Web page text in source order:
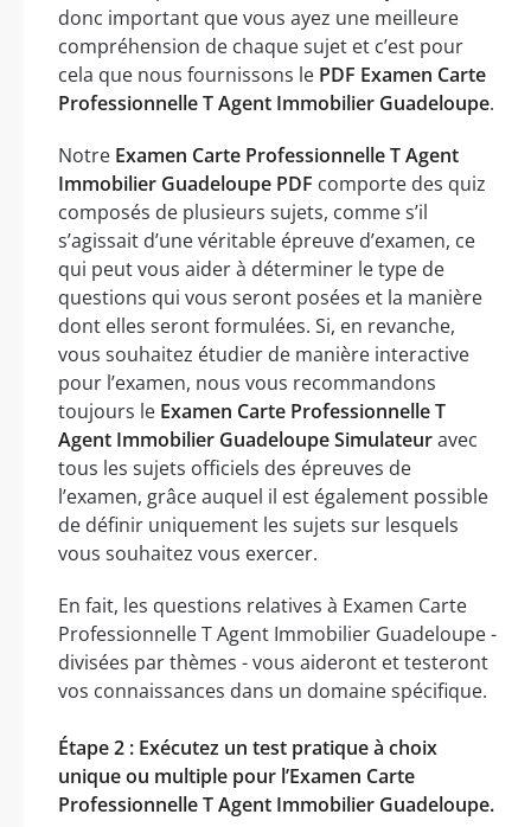
donc important que vous ayez une meilleure
compréhension de chaque sujet et c’est pour
cela que nous fournissons le PDF Examen Carte
Professionnelle T Agent Immobilier Guadeloupe.
Notre Examen Carte Professionnelle T Agent
Immobilier Guadeloupe PDF comporte des quiz
composés de plusieurs sujets, comme s’il
s’agissait d’une véritable épreuve d’examen, ce
qui peut vous aider à déterminer le type de
questions qui vous seront posées et la manière
dont elles seront formulées. Si, en revanche,
vous souhaitez étudier de manière interactive
pour l’examen, nous vous recommandons
toujours le Examen Carte Professionnelle T
Agent Immobilier Guadeloupe Simulateuravec
tous les sujets officiels des épreuves de
l’examen, grâce auquel il est également possible
de définir uniquement les sujets sur lesquels
vous souhaitez vous exercer.
En fait, les questions relatives à Examen Carte
Professionnelle T Agent Immobilier Guadeloupe -
divisées par thèmes - vous aideront et testeront
vos connaissances dans un domaine spécifique.
Étape 2 : Exécutez un test pratique à choix
unique ou multiple pour l’Examen Carte
Professionnelle T Agent Immobilier Guadeloupe.